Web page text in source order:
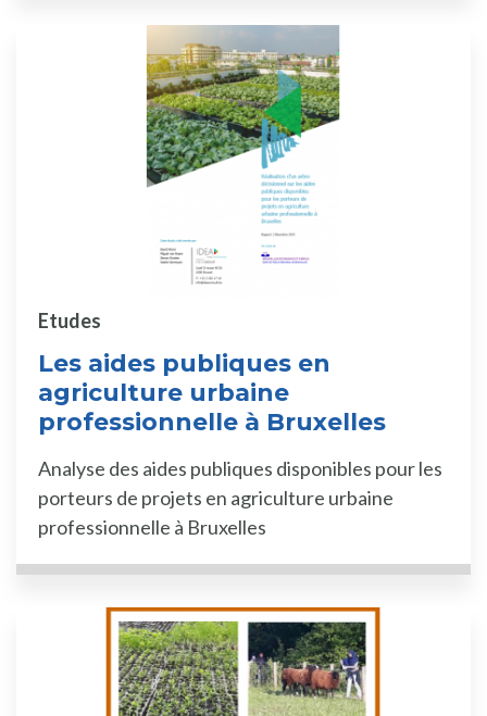
Les aides publiques en
agriculture urbaine
professionnelle à Bruxelles
Etudes
Analyse des aides publiques disponibles pour les
porteurs de projets en agriculture urbaine
professionnelle à Bruxelles